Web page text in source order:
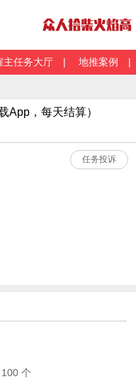
主任务大厅 |地推案例
App，每天结算）
任务投诉
个